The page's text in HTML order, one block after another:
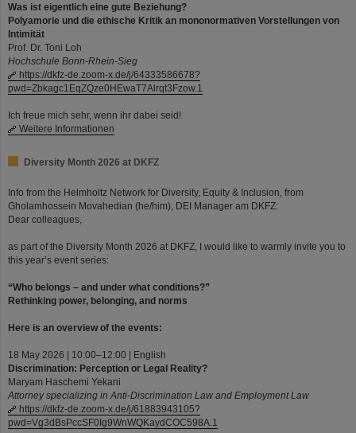
Was ist eigentlich eine gute Beziehung?
Polyamorie und die ethische Kritik an mononormativen Vorstellungen von
Intimität
Prof. Dr. Toni Loh
Hochschule Bonn-Rhein-Sieg
https://dkfz-de.zoom-x.de/j/64333586678?
pwd=Zbkagc1EqZQze0HEwaT7Alrqt3Fzow.1
Ich freue mich sehr, wenn ihr dabei seid!
Weitere Informationen
Diversity Month 2026 at DKFZ
Info from the Helmholtz Network for Diversity, Equity & Inclusion, from
Gholamhossein Movahedian (he/him), DEI Manager am DKFZ:
Dear colleagues,
as part of the Diversity Month 2026 at DKFZ, I would like to warmly invite you to
this year’s event series:
“Who belongs – and under what conditions?”
Rethinking power, belonging, and norms
Here is an overview of the events:
18 May 2026 | 10:00–12:00 | English
Discrimination: Perception or Legal Reality?
Maryam Haschemi Yekani
Attorney specializing in Anti-Discrimination Law and Employment Law
https://dkfz-de.zoom-x.de/j/61883943105?
pwd=Vg3dBsPccSF0Ig9WnWQKaydCOC598A.1